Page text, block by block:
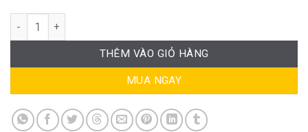
Pop stool FM-WC764 số lượng
THÊM VÀO GIỎ HÀNG
MUA NGAY